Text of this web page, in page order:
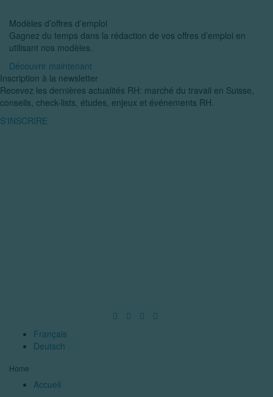
Modèles d’offres d’emploi
Gagnez du temps dans la rédaction de vos offres d’emploi en
utilisant nos modèles.
Découvrir maintenant
Inscription à la newsletter
Recevez les dernières actualités RH: marché du travail en Suisse,
conseils, check-lists, études, enjeux et événements RH.
S'INSCRIRE
Français
Deutsch
Home
Accueil